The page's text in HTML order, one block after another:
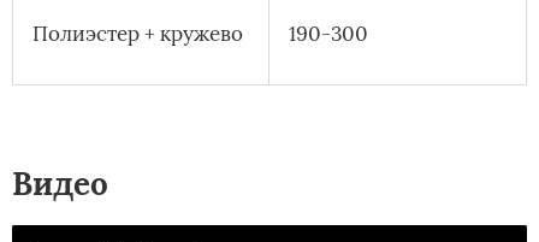
Полиэстер + кружево 190-300
Видео